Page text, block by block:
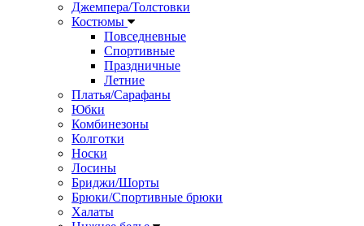
Джемпера/Толстовки
Костюмы
Повседневные
Спортивные
Праздничные
Летние
Платья/Сарафаны
Юбки
Комбинезоны
Колготки
Носки
Лосины
Бриджи/Шорты
Брюки/Спортивные брюки
Халаты